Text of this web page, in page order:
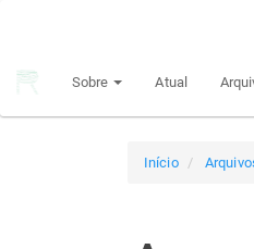
principal
Sobre Atual
Início